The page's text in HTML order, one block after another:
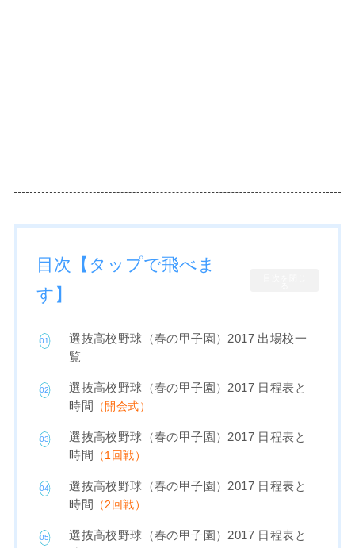
目次【タップで飛べま
す】
選抜高校野球（春の甲子園）2017 出場校一
覧
選抜高校野球（春の甲子園）2017 日程表と
時間 （開会式）
選抜高校野球（春の甲子園）2017 日程表と
時間 （1回戦）
選抜高校野球（春の甲子園）2017 日程表と
時間 （2回戦）
選抜高校野球（春の甲子園）2017 日程表と